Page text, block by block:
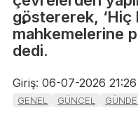
göstererek, ‘Hiç
mahkemelerine
dedi.
Giriş: 06-07-2026 21:26
GENEL GÜNCEL